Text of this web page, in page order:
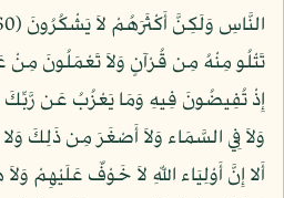
تَتْلُو مِنْهُ مِن قُرْآنٍ وَلاَ تَعْمَلُونَ مِنْ
إِذْ تُفِيضُونَ فِيهِ وَمَا يَعْزُبُ عَن رَّبِّكَ